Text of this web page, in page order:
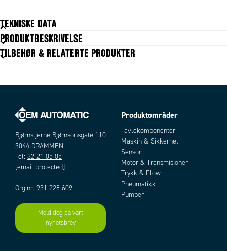
TEKNISKE DATA
GENERELL DATA
Temperaturområde fra
Lengde
Materiale FEP
Nedsenkbar i væske
PRODUKTBESKRIVELSE
TILBEHØR & RELATERTE PRODUKTER
Add to existing cart row
Bjørnstjerne Bjørnsonsgate 110
3044 DRAMMEN
Tel: 32 21 05 05
[email protected]
Org.nr. 931 228 609
Meld deg på vårt
nyhetsbrev
Produktområder
Tavlekomponenter
Maskin & Sikkerhet
Sensor
Motor & Transmisjoner
Trykk & Flow
Pneumatikk
Pumper